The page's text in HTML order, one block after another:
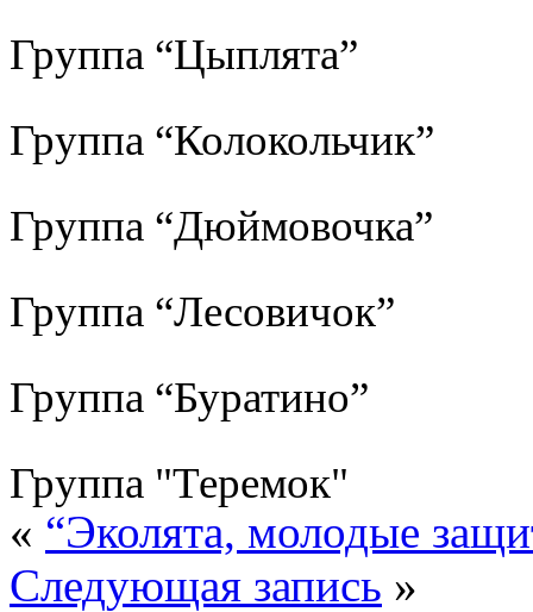
Группа “Цыплята”
Группа “Колокольчик”
Группа “Дюймовочка”
Группа “Лесовичок”
Группа “Буратино”
Группа "Теремок"
« “Эколята, молодые
Следующая запись »